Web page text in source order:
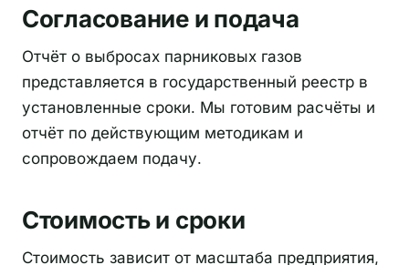
Согласование и подача
Отчёт о выбросах парниковых газов
представляется в государственный реестр в
установленные сроки. Мы готовим расчёты и
отчёт по действующим методикам и
сопровождаем подачу.
Стоимость и сроки
Стоимость зависит от масштаба предприятия,